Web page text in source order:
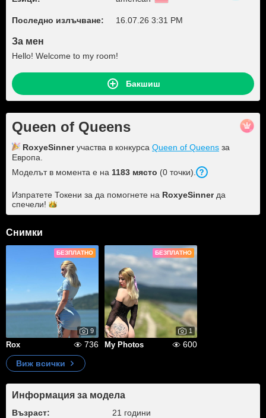
Последно излъчване: 16.07.26 3:31 PM
За мен
Hello! Welcome to my room!
Бакшиш
Queen of Queens
RoxyeSinner участва в конкурса Queen of Queens за
Европа.
Моделът в момента е на 1183 място (0 точки).
Изпратете Токени за да помогнете на RoxyeSinner да
спечели!
Снимки
БЕЗПЛАТНО
9
Rox 736
БЕЗПЛАТНО
1
My Photos
600
Виж всички
Информация за модела
Възраст: 21 години